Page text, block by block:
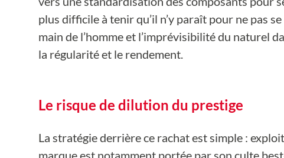
plus difficile à tenir qu’il n’y paraît pour ne pas
main de l’homme et l’imprévisibilité du naturel
la régularité et le rendement.
Le risque de dilution du prestige
La stratégie derrière ce rachat est simple :
marque est notamment portée par son culte